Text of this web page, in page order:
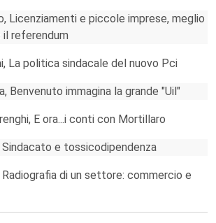
Licenziamenti e piccole imprese, meglio
il referendum
La politica sindacale del nuovo Pci
Benvenuto immagina la grande "Uil"
E ora...i conti con Mortillaro
Sindacato e tossicodipendenza
Radiografia di un settore: commercio e